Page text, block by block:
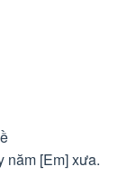
năm [Em] xưa.